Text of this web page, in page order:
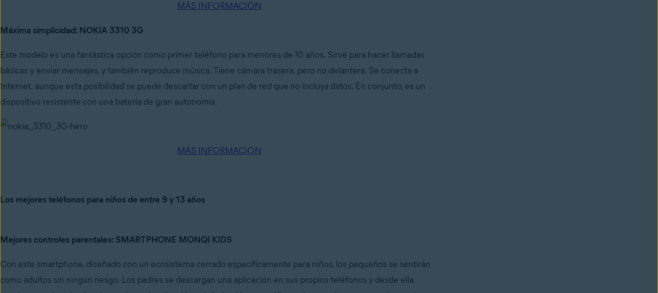
MÁS INFORMACIÓN
Máxima simplicidad: NOKIA 3310 3G
Este modelo es una fantástica opción como primer teléfono para menores de 10 años. Sirve para hacer llamadas
básicas y enviar mensajes, y también reproduce música. Tiene cámara trasera, pero no delantera. Se conecta a
Internet, aunque esta posibilidad se puede descartar con un plan de red que no incluya datos. En conjunto, es un
dispositivo resistente con una batería de gran autonomía.
MÁS INFORMACIÓN
Los mejores teléfonos para niños de entre 9 y 13 años
Mejores controles parentales: SMARTPHONE MONQI KIDS
Con este smartphone, diseñado con un ecosistema cerrado específicamente para niños, los pequeños se sentirán
como adultos sin ningún riesgo. Los padres se descargan una aplicación en sus propios teléfonos y desde ella